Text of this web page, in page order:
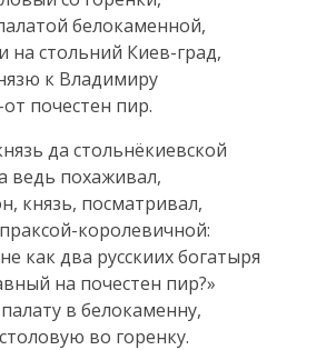
белокаменной,
на стольний Киев-град,
к Владимиру
почестен пир.
да стольнёкиевской
ведь похаживал,
князь, посматривал,
королевичной:
как два русскиих богатыря
на почестен пир?»
в белокаменну,
во горенку.